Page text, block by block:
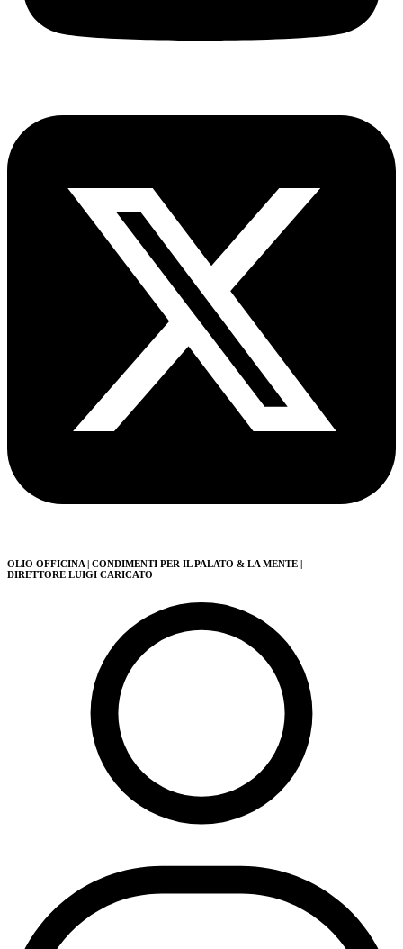
OLIO OFFICINA | CONDIMENTI PER IL PALATO & LA MENTE |
DIRETTORE LUIGI CARICATO